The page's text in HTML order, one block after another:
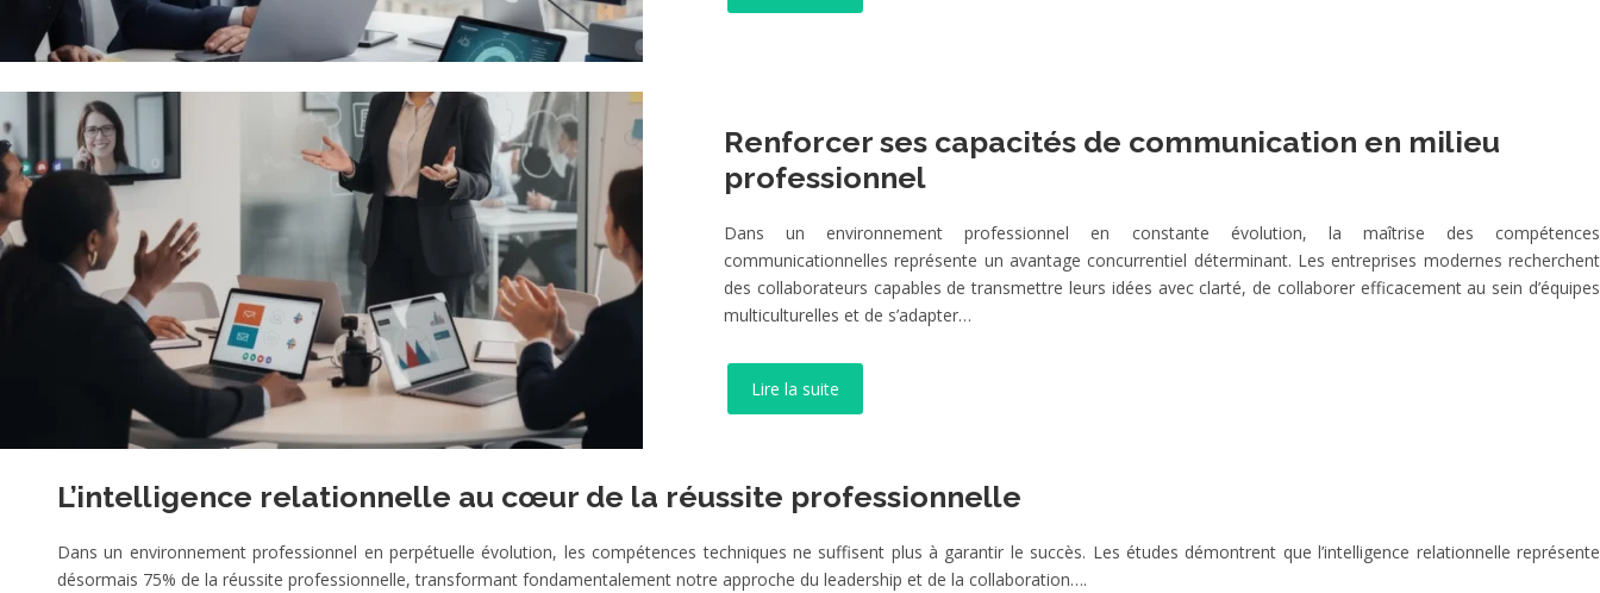
Renforcer ses capacités de communication en milieu
professionnel
Dans un environnement professionnel en constante évolution, la maîtrise des compétences
communicationnelles représente un avantage concurrentiel déterminant. Les entreprises modernes recherchent
des collaborateurs capables de transmettre leurs idées avec clarté, de collaborer efficacement au sein d’équipes
multiculturelles et de s’adapter…
Lire la suite
L’intelligence relationnelle au cœur de la réussite professionnelle
Dans un environnement professionnel en perpétuelle évolution, les compétences techniques ne suffisent plus à garantir le succès. Les études démontrent que l’intelligence relationnelle représente
désormais 75% de la réussite professionnelle, transformant fondamentalement notre approche du leadership et de la collaboration….